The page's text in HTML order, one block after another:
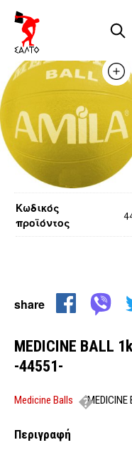
Κωδικός
προϊόντος
share
MEDICINE BALL
-44551-
Medicine Balls
Περιγραφή